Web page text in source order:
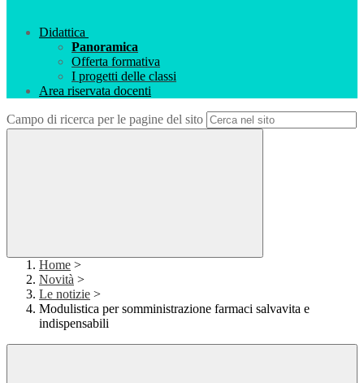
Didattica
Panoramica
Offerta formativa
I progetti delle classi
Area riservata docenti
Campo di ricerca per le pagine del sito
Home >
Novità >
Le notizie >
Modulistica per somministrazione farmaci salvavita e
indispensabili